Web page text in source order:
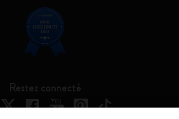
Restez connecté